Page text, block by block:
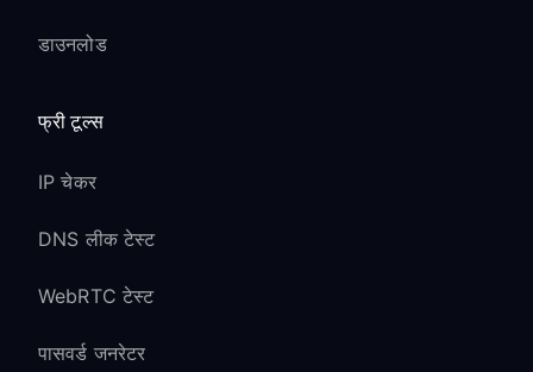
competitive gaming के लिए gaming-
Communication:
Xbox Live party chat VPN के माध्यम से
voice quality VPN server performance
डाउनलोड
फ्री टूल्स
IP चेकर
DNS लीक टेस्ट
WebRTC टेस्ट
पासवर्ड जनरेटर